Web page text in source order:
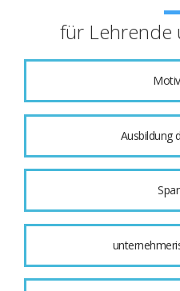
für Lehrende
Ausbildung